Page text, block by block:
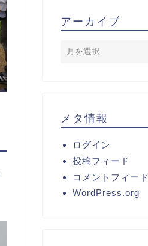
アーカイブ
メタ情報
ログイン
投稿フィード
コメントフィード
WordPress.org